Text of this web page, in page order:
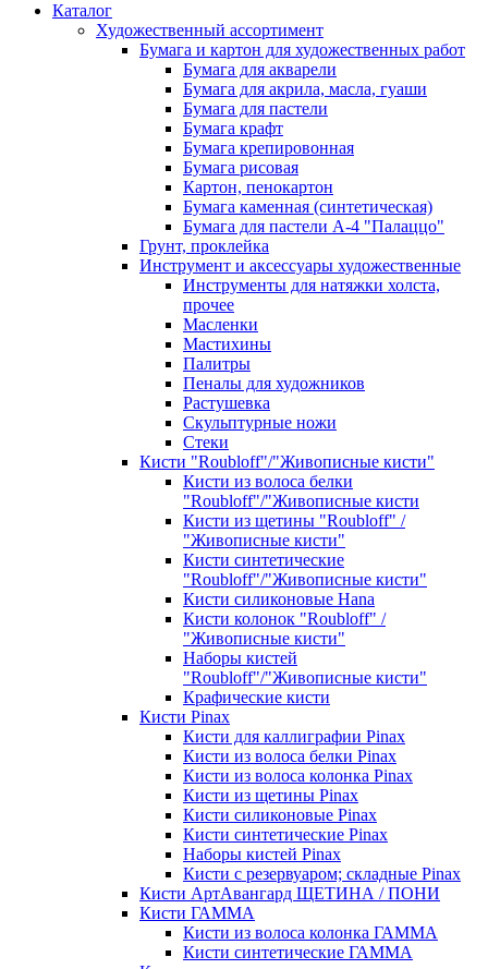
Каталог
Художественный ассортимент
Бумага и картон для художественных работ
Бумага для акварели
Бумага для акрила, масла, гуаши
Бумага для пастели
Бумага крафт
Бумага крепировонная
Бумага рисовая
Картон, пенокартон
Бумага каменная (синтетическая)
Бумага для пастели А-4 "Палаццо"
Грунт, проклейка
Инструмент и аксессуары художественные
Инструменты для натяжки холста,
прочее
Масленки
Мастихины
Палитры
Пеналы для художников
Растушевка
Скульптурные ножи
Стеки
Кисти "Roubloff"/"Живописные кисти"
Кисти из волоса белки
"Roubloff"/"Живописные кисти
Кисти из щетины "Roubloff" /
"Живописные кисти"
Кисти синтетические
"Roubloff"/"Живописные кисти"
Кисти силиконовые Hana
Кисти колонок "Roubloff" /
"Живописные кисти"
Наборы кистей
"Roubloff"/"Живописные кисти"
Крафические кисти
Кисти Pinax
Кисти для каллиграфии Pinax
Кисти из волоса белки Pinax
Кисти из волоса колонка Pinax
Кисти из щетины Pinax
Кисти силиконовые Pinax
Кисти синтетические Pinax
Наборы кистей Pinax
Кисти с резервуаром; складные Pinax
Кисти АртАвангард ЩЕТИНА / ПОНИ
Кисти ГАММА
Кисти из волоса колонка ГАММА
Кисти синтетические ГАММА